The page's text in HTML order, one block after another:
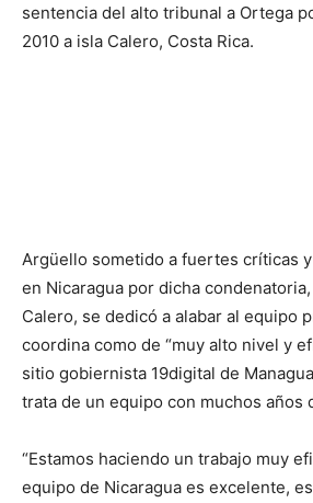
sentencia del alto tribunal a Ortega
2010 a isla Calero, Costa Rica.
Argüello sometido a fuertes críticas
en Nicaragua por dicha
Calero, se dedicó a alabar al equipo
coordina como de “muy alto nivel y
sitio gobiernista 19digital de
trata de un equipo con muchos años
“Estamos haciendo un trabajo muy
equipo de Nicaragua es excelente,